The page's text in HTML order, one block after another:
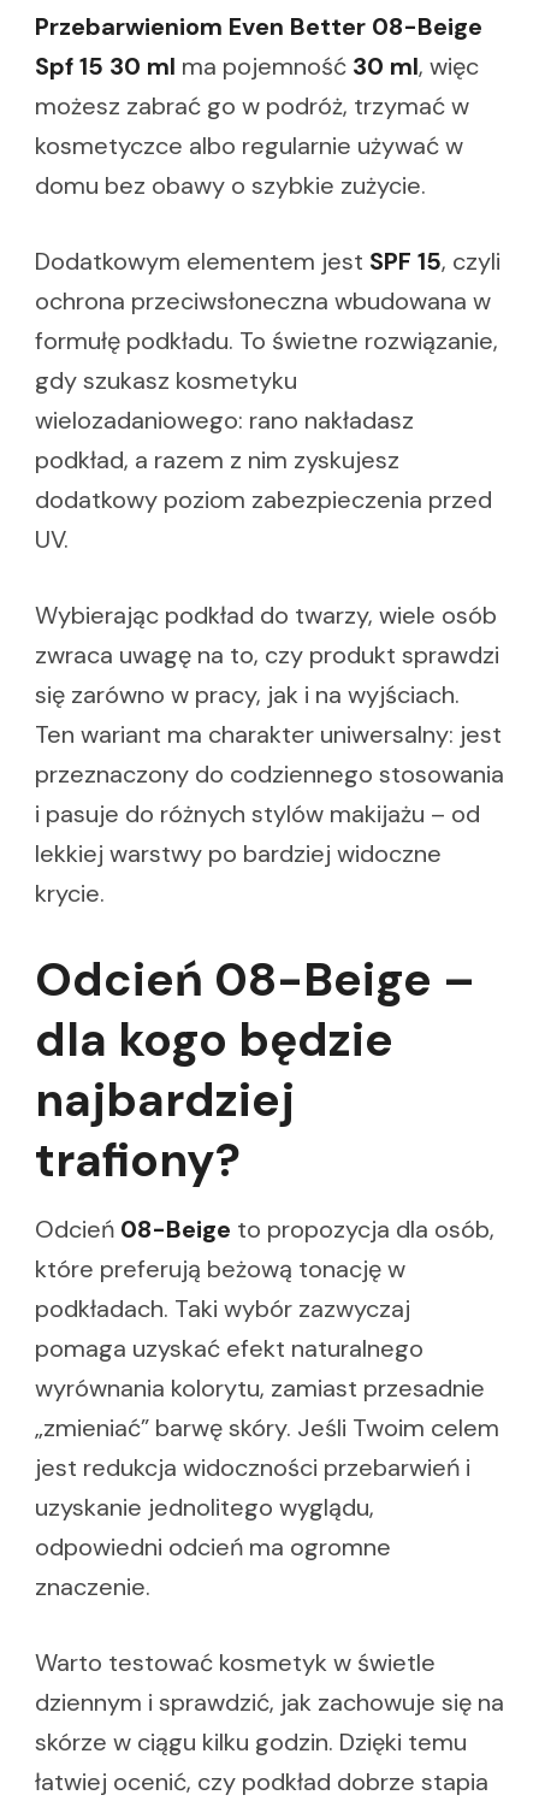
Przebarwieniom Even Better 08-Beige
Spf 15 30 ml ma pojemność 30 ml, więc
możesz zabrać go w podróż, trzymać w
kosmetyczce albo regularnie używać w
domu bez obawy o szybkie zużycie.
Dodatkowym elementem jest SPF 15, czyli
ochrona przeciwsłoneczna wbudowana w
formułę podkładu. To świetne rozwiązanie,
gdy szukasz kosmetyku
wielozadaniowego: rano nakładasz
podkład, a razem z nim zyskujesz
dodatkowy poziom zabezpieczenia przed
UV.
Wybierając podkład do twarzy, wiele osób
zwraca uwagę na to, czy produkt sprawdzi
się zarówno w pracy, jak i na wyjściach.
Ten wariant ma charakter uniwersalny: jest
przeznaczony do codziennego stosowania
i pasuje do różnych stylów makijażu – od
lekkiej warstwy po bardziej widoczne
krycie.
Odcień 08-Beige –
dla kogo będzie
najbardziej
trafiony?
Odcień 08-Beige to propozycja dla osób,
które preferują beżową tonację w
podkładach. Taki wybór zazwyczaj
pomaga uzyskać efekt naturalnego
wyrównania kolorytu, zamiast przesadnie
„zmieniać” barwę skóry. Jeśli Twoim celem
jest redukcja widoczności przebarwień i
uzyskanie jednolitego wyglądu,
odpowiedni odcień ma ogromne
znaczenie.
Warto testować kosmetyk w świetle
dziennym i sprawdzić, jak zachowuje się na
skórze w ciągu kilku godzin. Dzięki temu
łatwiej ocenić, czy podkład dobrze stapia